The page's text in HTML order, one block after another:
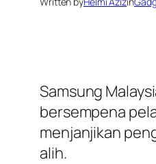
Samsung
bersempena
menjanjikan
alih.